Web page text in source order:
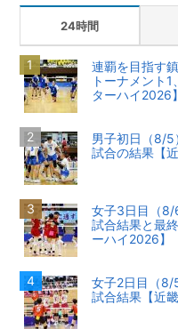
24時間
連覇を目指す
トーナメント
ターハイ2026】
男子初日（8/5
試合の結果【
女子3日目（8/
試合結果と最
ーハイ2026】
女子2日目（8/
試合結果【近